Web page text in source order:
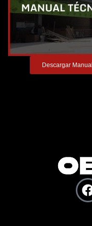
Descargar Manual